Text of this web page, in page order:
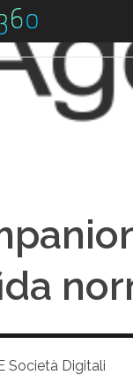
Società Digitali